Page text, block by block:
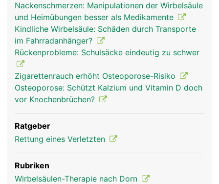
Nackenschmerzen: Manipulationen der Wirbelsäule
und Heimübungen besser als Medikamente
Kindliche Wirbelsäule: Schäden durch Transporte
im Fahrradanhänger?
Rückenprobleme: Schulsäcke eindeutig zu schwer
Zigarettenrauch erhöht Osteoporose-Risiko
Osteoporose: Schützt Kalzium und Vitamin D doch
vor Knochenbrüchen?
Ratgeber
Rettung eines Verletzten
Rubriken
Wirbelsäulen-Therapie nach Dorn